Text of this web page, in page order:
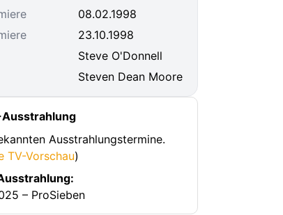
08.02.1998
23.10.1998
Steve O'Donnell
Steven Dean Moore
Ausstrahlungstermine.
TV-Vorschau)
– ProSieben